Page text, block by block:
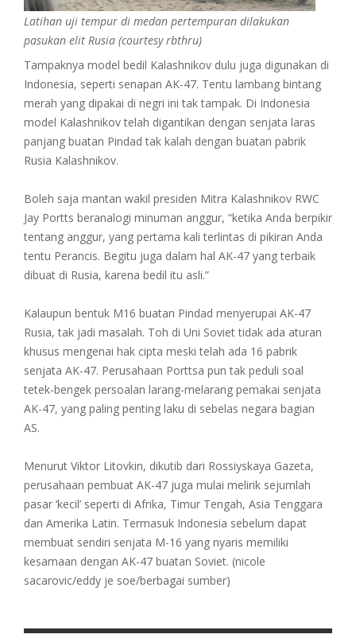
Latihan uji tempur di medan pertempuran dilakukan
pasukan elit Rusia (courtesy rbthru)
Tampaknya model bedil Kalashnikov dulu juga digunakan di
Indonesia, seperti senapan AK-47. Tentu lambang bintang
merah yang dipakai di negri ini tak tampak. Di Indonesia
model Kalashnikov telah digantikan dengan senjata laras
panjang buatan Pindad tak kalah dengan buatan pabrik
Rusia Kalashnikov.
Boleh saja mantan wakil presiden Mitra Kalashnikov RWC
Jay Portts beranalogi minuman anggur, “ketika Anda berpikir
tentang anggur, yang pertama kali terlintas di pikiran Anda
tentu Perancis. Begitu juga dalam hal AK-47 yang terbaik
dibuat di Rusia, karena bedil itu asli.”
Kalaupun bentuk M16 buatan Pindad menyerupai AK-47
Rusia, tak jadi masalah. Toh di Uni Soviet tidak ada aturan
khusus mengenai hak cipta meski telah ada 16 pabrik
senjata AK-47. Perusahaan Porttsa pun tak peduli soal
tetek-bengek persoalan larang-melarang pemakai senjata
AK-47, yang paling penting laku di sebelas negara bagian
AS.
Menurut Viktor Litovkin, dikutib dari Rossiyskaya Gazeta,
perusahaan pembuat AK-47 juga mulai melirik sejumlah
pasar ‘kecil’ seperti di Afrika, Timur Tengah, Asia Tenggara
dan Amerika Latin. Termasuk Indonesia sebelum dapat
membuat sendiri senjata M-16 yang nyaris memiliki
kesamaan dengan AK-47 buatan Soviet. (nicole
sacarovic/eddy je soe/berbagai sumber)